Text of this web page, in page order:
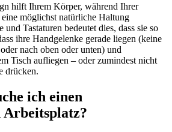
hilft Ihrem Körper, während Ihrer
möglichst natürliche Haltung
und Tastaturen bedeutet dies, dass sie so
ihre Handgelenke gerade liegen (keine
nach oben oder unten) und
Tisch aufliegen – oder zumindest nicht
drücken.
ich einen
Arbeitsplatz?